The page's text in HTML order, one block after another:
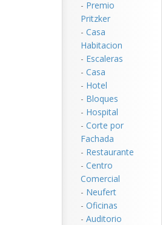
- Premio
Pritzker
- Casa
Habitacion
- Escaleras
- Casa
- Hotel
- Bloques
- Hospital
- Corte por
Fachada
- Restaurante
- Centro
Comercial
- Neufert
- Oficinas
- Auditorio